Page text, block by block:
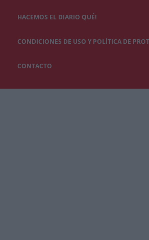
HACEMOS EL DIARIO QUÉ!
CONDICIONES DE USO Y POLÍTICA DE
CONTACTO